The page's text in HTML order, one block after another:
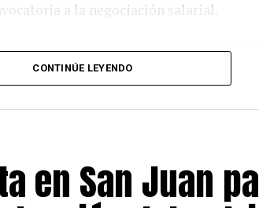
a la negociación salarial.
del Frente Sindical Universitario,
Interuniversitario Nacional (CIN) y de
Las organizaciones sostienen que las
presupuestario y reclaman la
recomponer los salarios del
Gobierno aún no dio cumplimiento
CONTINÚE LEYENDO
en San Juan